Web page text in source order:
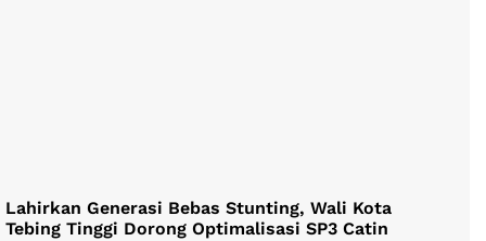
Lahirkan Generasi Bebas Stunting, Wali Kota
Tebing Tinggi Dorong Optimalisasi SP3 Catin